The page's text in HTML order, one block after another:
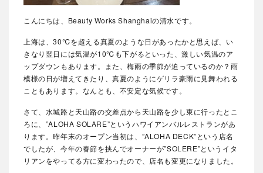
こんにちは、Beauty Works Shanghaiの清水です。
上海は、30℃を超える真夏のような日があったかと思えば、い
きなり翌日には気温が10℃も下がるといった、激しい気温のア
ップダウンもあります。また、梅雨の季節が迫っているのか？雨
模様の日が増えてきたり、真夏のようにゲリラ豪雨に見舞われる
こともあります。なんとも、不安定な気候です。
さて、水城路と天山路の交差点から天山路を少し東に行ったとこ
ろに、”ALOHA SOLARE”というハワイアンバルレストランがあ
ります。昨年末のオープン当初は、”ALOHA DECK”という店名
でしたが、今年の春節を挟んでオーナーが”SOLERE”というイタ
リアンをやってる方に変わったので、店名も変更になりました。